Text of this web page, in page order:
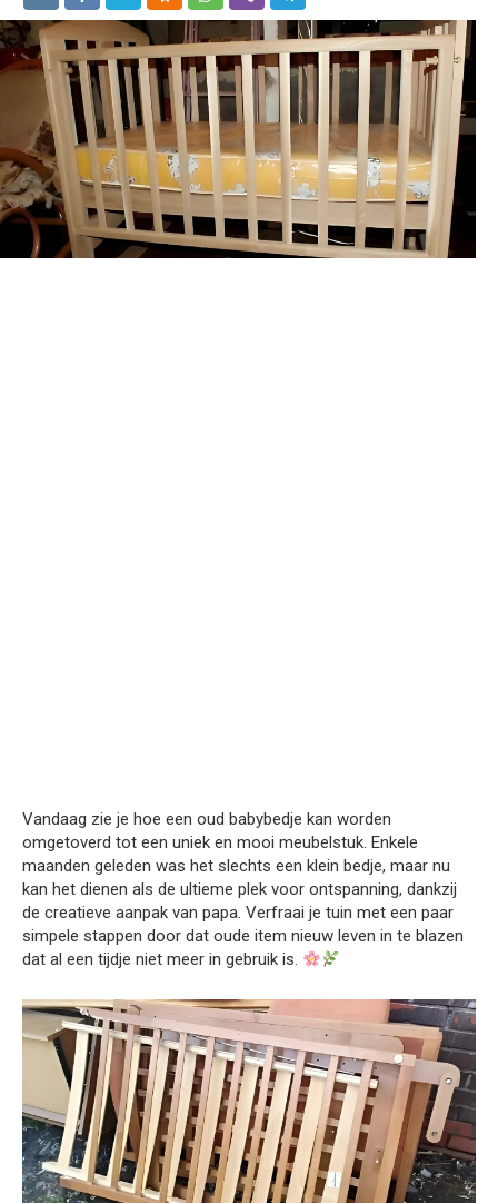
Vandaag zie je hoe een oud babybedje kan worden
omgetoverd tot een uniek en mooi meubelstuk. Enkele
maanden geleden was het slechts een klein bedje, maar nu
kan het dienen als de ultieme plek voor ontspanning, dankzij
de creatieve aanpak van papa. Verfraai je tuin met een paar
simpele stappen door dat oude item nieuw leven in te blazen
dat al een tijdje niet meer in gebruik is.